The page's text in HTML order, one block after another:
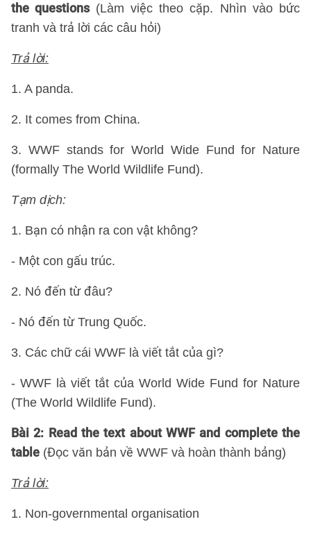
the questions (Làm việc theo cặp. Nhìn vào bức
tranh và trả lời các câu hỏi)
Trả lời:
1. A panda.
2. It comes from China.
3. WWF stands for World Wide Fund for Nature
(formally The World Wildlife Fund).
Tạm dịch:
1. Bạn có nhận ra con vật không?
- Một con gấu trúc.
2. Nó đến từ đâu?
- Nó đến từ Trung Quốc.
3. Các chữ cái WWF là viết tắt của gì?
- WWF là viết tắt của World Wide Fund for Nature
(The World Wildlife Fund).
Bài 2: Read the text about WWF and complete the
table (Đọc văn bản về WWF và hoàn thành bảng)
Trả lời:
1. Non-governmental organisation